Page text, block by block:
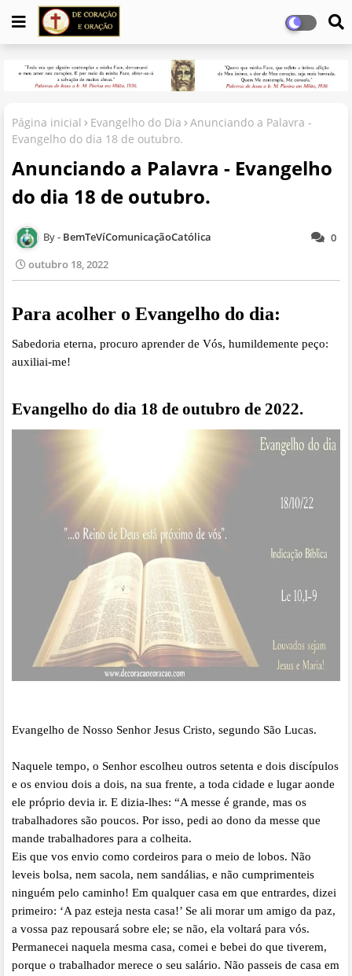
Página inicial Evangelho do Dia
Anunciando a Palavra -
Evangelho do dia 18 de outubro.
Anunciando a Palavra - Evangelho
do dia 18 de outubro.
0
BemTeVíComunicaçãoCatólica
outubro 18, 2022
Para acolher o Evangelho do dia:
Sabedoria eterna, procuro aprender de Vós, humildemente peço:
auxiliai-me!
Evangelho do dia 18 de outubro de 2022.
Evangelho de Nosso Senhor Jesus Cristo, segundo São Lucas.
Naquele tempo, o Senhor escolheu outros setenta e dois discípulos
e os enviou dois a dois, na sua frente, a toda cidade e lugar aonde
ele próprio devia ir. E dizia-lhes: “A messe é grande, mas os
trabalhadores são poucos. Por isso, pedi ao dono da messe que
mande trabalhadores para a colheita.
Eis que vos envio como cordeiros para o meio de lobos. Não
leveis bolsa, nem sacola, nem sandálias, e não cumprimenteis
ninguém pelo caminho! Em qualquer casa em que entrardes, dizei
primeiro: ‘A paz esteja nesta casa!’ Se ali morar um amigo da paz,
a vossa paz repousará sobre ele; se não, ela voltará para vós.
Permanecei naquela mesma casa, comei e bebei do que tiverem,
porque o trabalhador merece o seu salário. Não passeis de casa em